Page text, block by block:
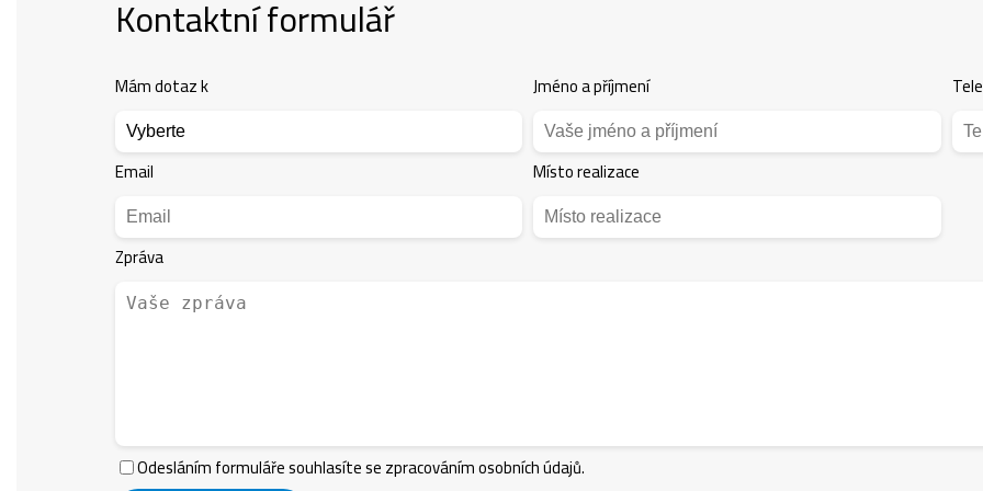
Kontaktní formulář
Mám dotaz k Jméno a příjmení
Email Místo realizace
Zpráva
Odesláním formuláře souhlasíte se zpracováním osobních údajů.